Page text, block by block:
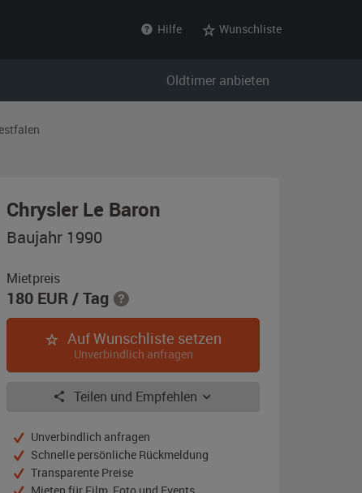
Hilfe Wunschliste
Oldtimer anbieten
Chrysler Le Baron
Baujahr 1990
Mietpreis
180 EUR/ Tag
Auf Wunschliste setzen
Unverbindlich anfragen
Teilen und Empfehlen
Unverbindlich anfragen
Schnelle persönliche Rückmeldung
Transparente Preise